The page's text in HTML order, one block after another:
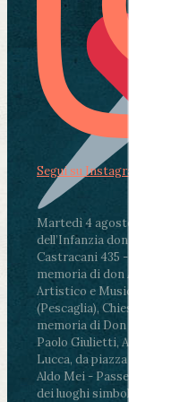
Martedì 4 agosto2026
dell’Infanzia don Aldo
Castracani 435 -
memoria di don Aldo
Artistico e Musicale
(Pescaglia), Chiesa
memoria di Don Aldo Mei
Paolo Giulietti,
Lucca, da piazza San
Aldo Mei - Passeggiata
dei luoghi simbolo della
Segui su Instagram